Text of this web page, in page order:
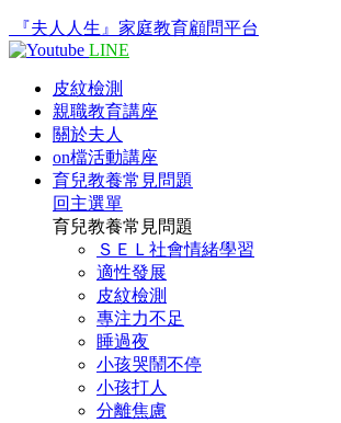
『夫人人生』家庭教育顧問平台
LINE
皮紋檢測
親職教育講座
關於夫人
on檔活動講座
育兒教養常見問題
回主選單
育兒教養常見問題
ＳＥＬ社會情緒學習
適性發展
皮紋檢測
專注力不足
睡過夜
小孩哭鬧不停
小孩打人
分離焦慮